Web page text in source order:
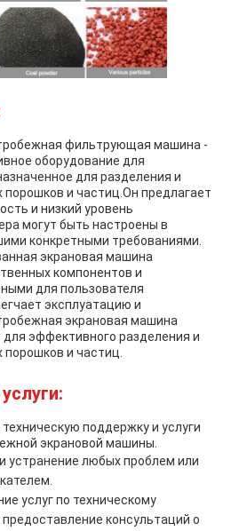
фильтрующая машина -
оборудование для
для разделения и
и частиц.Он предлагает
и низкий уровень
могут быть настроены в
конкретными требованиями.
экрановая машина
компонентов и
для пользователя
эксплуатацию и
экрановая машина
эффективного разделения и
и частиц.
поддержку и услуги
экрановой машины.
устранение любых проблем или
услуг по техническому
консультаций о